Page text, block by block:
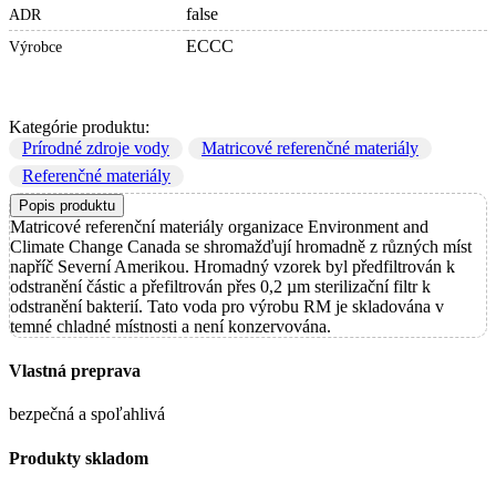
ADR false
Výrobce ECCC
Kategórie produktu:
Prírodné zdroje vody
Matricové referenčné materiály
Referenčné materiály
Popis produktu
Matricové referenční materiály organizace Environment and
Climate Change Canada se shromažďují hromadně z různých míst
napříč Severní Amerikou. Hromadný vzorek byl předfiltrován k
odstranění částic a přefiltrován přes 0,2 µm sterilizační filtr k
odstranění bakterií. Tato voda pro výrobu RM je skladována v
temné chladné místnosti a není konzervována.
Vlastná preprava
bezpečná a spoľahlivá
Produkty skladom